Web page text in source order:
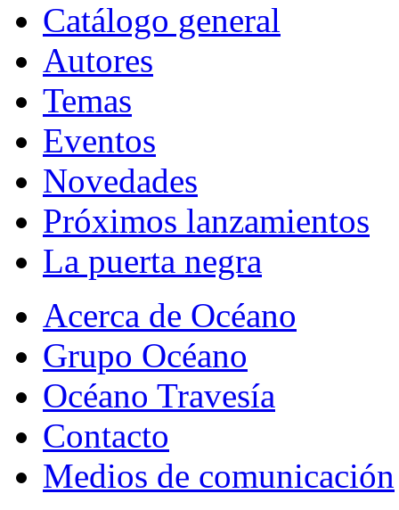
Catálogo general
Autores
Temas
Eventos
Novedades
Próximos lanzamientos
La puerta negra
Acerca de Océano
Grupo Océano
Océano Travesía
Contacto
Medios de comunicación